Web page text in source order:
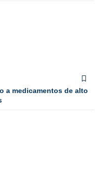
a medicamentos de alto